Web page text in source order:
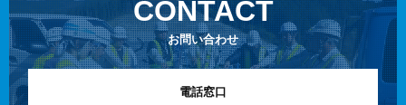
CONTACT
お問い合わせ
電話窓口